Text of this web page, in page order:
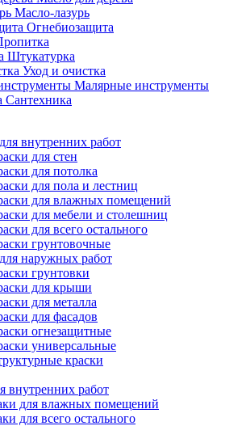
Масло-лазурь
Огнебиозащита
Штукатурка
Уход и очистка
Малярные инструменты
Сантехника
внутренних работ
для стен
для потолка
для пола и лестниц
для влажных помещений
для мебели и столешниц
для всего остального
грунтовочные
наружных работ
грунтовки
для крыши
для металла
для фасадов
огнезащитные
универсальные
краски
внутренних работ
для влажных помещений
для всего остального